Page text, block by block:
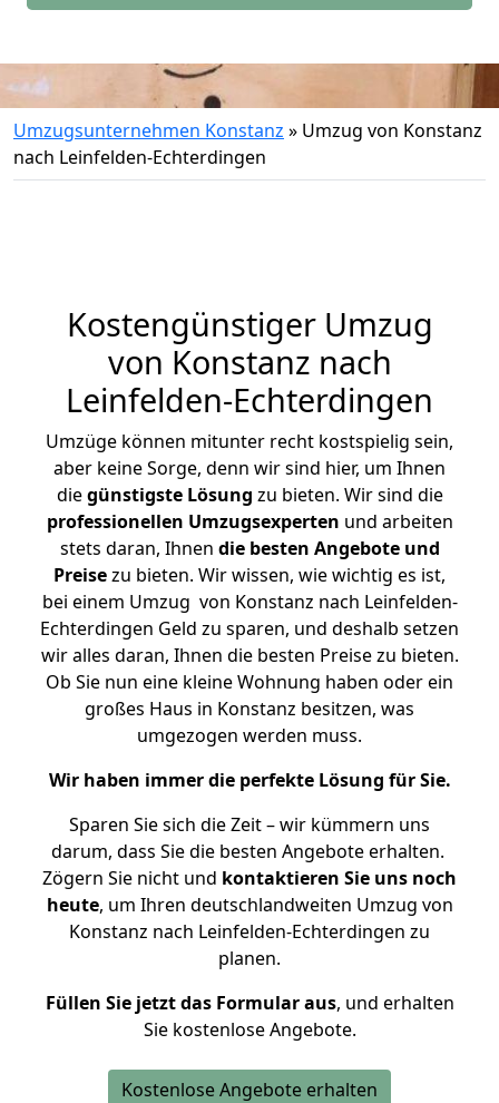
Umzugsunternehmen Konstanz » Umzug von Konstanz
nach Leinfelden-Echterdingen
Kostengünstiger Umzug
von Konstanz nach
Leinfelden-Echterdingen
Umzüge können mitunter recht kostspielig sein,
aber keine Sorge, denn wir sind hier, um Ihnen
diegünstigste Lösung zu bieten. Wir sind die
professionellen Umzugsexperten und arbeiten
stets daran, Ihnen die besten Angebote und
Preisezu bieten. Wir wissen, wie wichtig es ist,
bei einem Umzug von Konstanz nach Leinfelden-
Echterdingen Geld zu sparen, und deshalb setzen
wir alles daran, Ihnen die besten Preise zu bieten.
Ob Sie nun eine kleine Wohnung haben oder ein
großes Haus in Konstanz besitzen, was
umgezogen werden muss.
Wir haben immer die perfekte Lösung für Sie.
Sparen Sie sich die Zeit – wir kümmern uns
darum, dass Sie die besten Angebote erhalten.
Zögern Sie nicht und kontaktieren Sie uns noch
heute, um Ihren deutschlandweiten Umzug von
Konstanz nach Leinfelden-Echterdingen zu
planen.
Füllen Sie jetzt das Formular aus, und erhalten
Sie kostenlose Angebote.
Kostenlose Angebote erhalten